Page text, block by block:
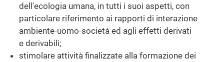
dell'ecologia umana, in tutti i suoi aspetti, con
particolare riferimento ai rapporti di interazione
ambiente-uomo-società ed agli effetti derivati
e derivabili;
stimolare attività finalizzate alla formazione dei